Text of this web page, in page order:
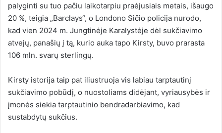
palyginti su tuo pačiu laikotarpiu praėjusiais metais, išaugo
20 %, teigia „Barclays“, o Londono Sičio policija nurodo,
kad vien 2024 m. Jungtinėje Karalystėje dėl sukčiavimo
atvejų, panašių į tą, kurio auka tapo Kirsty, buvo prarasta
106 mln. svarų sterlingų.
Kirsty istorija taip pat iliustruoja vis labiau tarptautinį
sukčiavimo pobūdį, o nuostoliams didėjant, vyriausybės ir
įmonės siekia tarptautinio bendradarbiavimo, kad
sustabdytų sukčius.